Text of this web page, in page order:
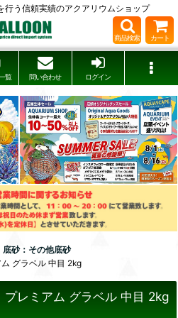
行う信頼実績のアクアリウムショップ
商品検索 カート
覧 問い合わせ ログイン
底砂：その他底砂
ム グラベル 中目 2kg
プレミアム グラベル 中目 2kg